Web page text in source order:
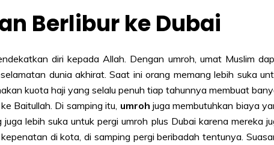
Berlibur ke Dubai
diri kepada Allah. Dengan umroh, umat Muslim
dunia akhirat. Saat ini orang memang lebih suka
kuota haji yang selalu penuh tiap tahunnya membuat
Baitullah. Di samping itu, umroh juga membutuhkan biaya
lebih suka untuk pergi umroh plus Dubai karena mereka
di kota, di samping pergi beribadah tentunya.